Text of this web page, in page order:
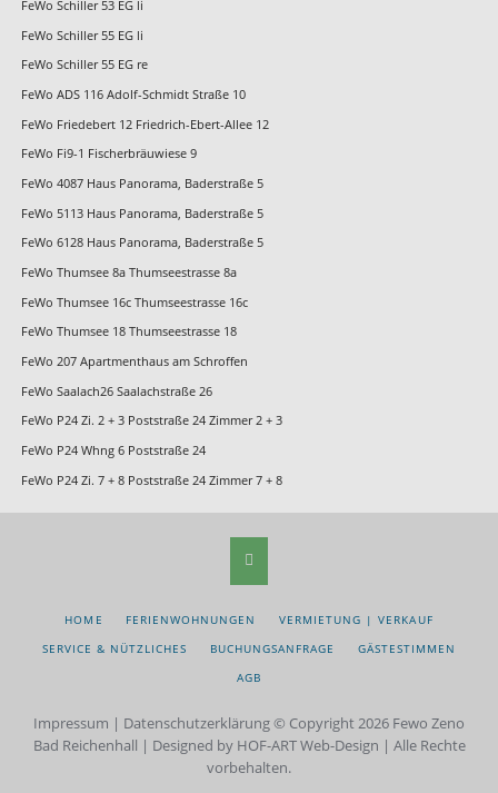
FeWo Schiller 53 EG li
FeWo Schiller 55 EG li
FeWo Schiller 55 EG re
FeWo ADS 116 Adolf-Schmidt Straße 10
FeWo Friedebert 12 Friedrich-Ebert-Allee 12
FeWo Fi9-1 Fischerbräuwiese 9
FeWo 4087 Haus Panorama, Baderstraße 5
FeWo 5113 Haus Panorama, Baderstraße 5
FeWo 6128 Haus Panorama, Baderstraße 5
FeWo Thumsee 8a Thumseestrasse 8a
FeWo Thumsee 16c Thumseestrasse 16c
FeWo Thumsee 18 Thumseestrasse 18
FeWo 207 Apartmenthaus am Schroffen
FeWo Saalach26 Saalachstraße 26
FeWo P24 Zi. 2 + 3 Poststraße 24 Zimmer 2 + 3
FeWo P24 Whng 6 Poststraße 24
FeWo P24 Zi. 7 + 8 Poststraße 24 Zimmer 7 + 8
HOME FERIENWOHNUNGEN
VERMIETUNG | VERKAUF
SERVICE & NÜTZLICHES
BUCHUNGSANFRAGE
GÄSTESTIMMEN
AGB
Impressum | Datenschutzerklärung© Copyright 2026 Fewo Zeno
Bad Reichenhall | Designed by HOF-ART Web-Design | Alle Rechte
vorbehalten.